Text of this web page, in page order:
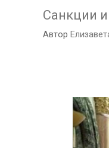
Санкции
Автор